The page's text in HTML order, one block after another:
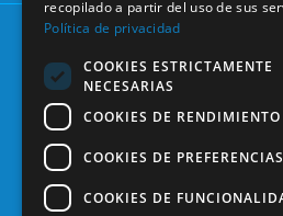
© 2025 – COEM – Colegio Oficial de
Estomatólogos de la I región
Aviso legalPolítica de privacidad
recopilado a partir del uso de sus
Política de privacidad
COOKIES ESTRICTAMENTE
NECESARIAS
COOKIES DE RENDIMIENTO
COOKIES DE PREFERENCIAS
COOKIES DE